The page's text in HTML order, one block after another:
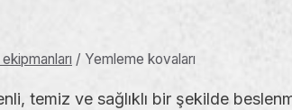
/ Yemleme kovaları
temiz ve sağlıklı bir şekilde